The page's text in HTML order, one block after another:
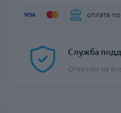
оплата по
Служба
Ответим на